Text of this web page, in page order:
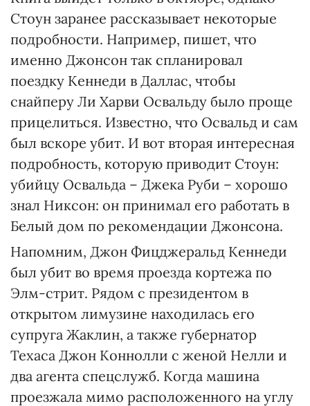
Стоун заранее рассказывает некоторые
подробности. Например, пишет, что
именно Джонсон так спланировал
поездку Кеннеди в Даллас, чтобы
снайперу Ли Харви Освальду было проще
прицелиться. Известно, что Освальд и сам
был вскоре убит. И вот вторая интересная
подробность, которую приводит Стоун:
убийцу Освальда – Джека Руби – хорошо
знал Никсон: он принимал его работать в
Белый дом по рекомендации Джонсона.
Напомним, Джон Фицджеральд Кеннеди
был убит во время проезда кортежа по
Элм-стрит. Рядом с президентом в
открытом лимузине находилась его
супруга Жаклин, а также губернатор
Техаса Джон Коннолли с женой Нелли и
два агента спецслужб. Когда машина
проезжала мимо расположенного на углу